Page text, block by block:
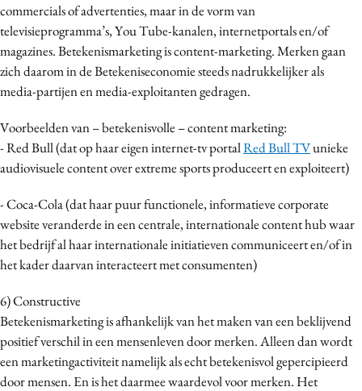
commercials of advertenties, maar in de vorm van
televisieprogramma’s, You Tube-kanalen, internetportals en/of
magazines. Betekenismarketing is content-marketing. Merken gaan
zich daarom in de Betekeniseconomie steeds nadrukkelijker als
media-partijen en media-exploitanten gedragen.
Voorbeelden van – betekenisvolle – content marketing:
- Red Bull (dat op haar eigen internet-tv portalRed Bull TVunieke
audiovisuele content over extreme sports produceert en exploiteert)
- Coca-Cola (dat haar puur functionele, informatieve corporate
website veranderde in een centrale, internationale content hub waar
het bedrijf al haar internationale initiatieven communiceert en/of in
het kader daarvan interacteert met consumenten)
6) Constructive
Betekenismarketing is afhankelijk van het maken van een beklijvend
positief verschil in een mensenleven door merken. Alleen dan wordt
een marketingactiviteit namelijk als echt betekenisvol gepercipieerd
door mensen. En is het daarmee waardevol voor merken. Het